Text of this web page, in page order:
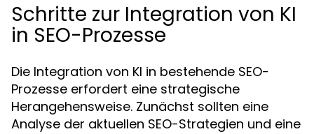
Schritte zur Integration von KI
in SEO-Prozesse
Die Integration von KI in bestehende SEO-
Prozesse erfordert eine strategische
Herangehensweise. Zunächst sollten eine
Analyse der aktuellen SEO-Strategien und eine